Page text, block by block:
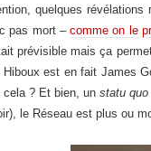
quelques
pas mort – comme on le
prévisible mais ça
Hiboux est en fait James
cela ? Et bien, un statu quo
le Réseau est plus ou